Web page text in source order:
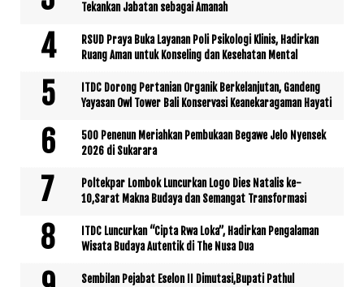
Tekankan Jabatan sebagai Amanah
RSUD Praya Buka Layanan Poli Psikologi Klinis, Hadirkan
Ruang Aman untuk Konseling dan Kesehatan Mental
ITDC Dorong Pertanian Organik Berkelanjutan, Gandeng
Yayasan Owl Tower Bali Konservasi Keanekaragaman Hayati
500 Penenun Meriahkan Pembukaan Begawe Jelo Nyensek
2026 di Sukarara
Poltekpar Lombok Luncurkan Logo Dies Natalis ke-
10,Sarat Makna Budaya dan Semangat Transformasi
ITDC Luncurkan “Cipta Rwa Loka”, Hadirkan Pengalaman
Wisata Budaya Autentik di The Nusa Dua
Sembilan Pejabat Eselon II Dimutasi,Bupati Pathul